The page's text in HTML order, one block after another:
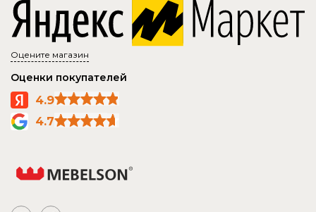
Оцените магазин
Оценки покупателей
4.9
4.7